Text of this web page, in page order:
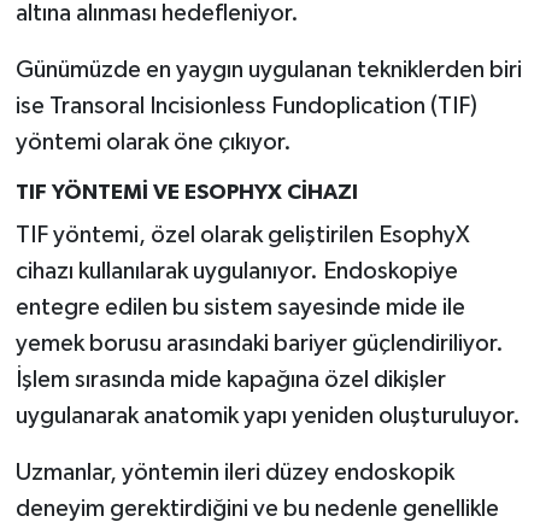
altına alınması hedefleniyor.
Günümüzde en yaygın uygulanan tekniklerden biri
ise Transoral Incisionless Fundoplication (TIF)
yöntemi olarak öne çıkıyor.
TIF YÖNTEMİ VE ESOPHYX CİHAZI
TIF yöntemi, özel olarak geliştirilen EsophyX
cihazı kullanılarak uygulanıyor. Endoskopiye
entegre edilen bu sistem sayesinde mide ile
yemek borusu arasındaki bariyer güçlendiriliyor.
İşlem sırasında mide kapağına özel dikişler
uygulanarak anatomik yapı yeniden oluşturuluyor.
Uzmanlar, yöntemin ileri düzey endoskopik
deneyim gerektirdiğini ve bu nedenle genellikle
Siyaset
Spor
Tavşanlı
Teknoloji
Türkiye
Video Galeri
Yaşam